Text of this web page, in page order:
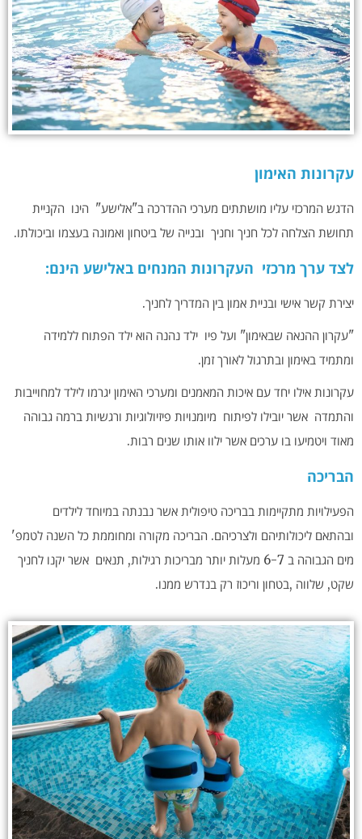
עקרונות האימון
הדגש המרכזי עליו מושתתים מערכי ההדרכה ב"אלישע" הינו הקניית
תחושת הצלחה לכל חניך וחניך ובנייה של ביטחון ואמונה בעצמו וביכולתו.
לצד ערך מרכזי העקרונות המנחים באלישע הינם:
יצירת קשר אישי ובניית אמון בין המדריך לחניך.
"עקרון ההנאה שבאימון" ועל פיו ילד נהנה הוא ילד הפתוח ללמידה
ומתמיד באימון ובתרגול לאורך זמן.
עקרונות אילו יחד עם איכות המאמנים ומערכי האימון יגרמו לילד למחוייבות
והתמדה אשר יובילו לפיתוח מיומנויות פיזיולוגיות ורגשיות ברמה גבוהה
מאוד ויטמיעו בו ערכים אשר ילוו אותו שנים רבות.
הבריכה
הפעילויות מתקיימות בבריכה טיפולית אשר נבנתה במיוחד לילדים
ובהתאם ליכולותיהם ולצרכיהם. הבריכה מקורה ומחוממת כל השנה לטמפ'
מים הגבוהה ב 6-7 מעלות יותר מבריכות רגילות, תנאים אשר יקנו לחניך
שקט, שלווה ,בטחון וריכוז רק בנדרש ממנו.